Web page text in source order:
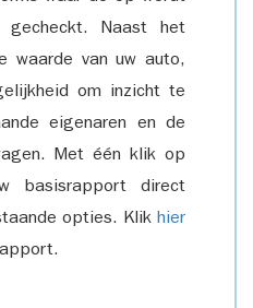
gecheckt. Naast het
waarde van uw auto,
om inzicht te
eigenaren en de
Met één klik op
basisrapport direct
opties. Klik hier